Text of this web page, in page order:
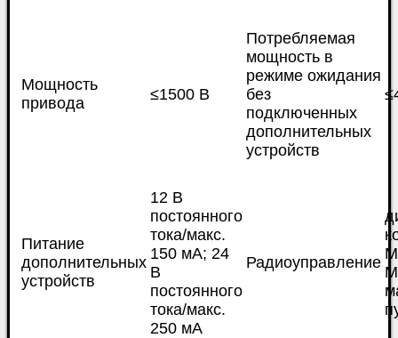
Мощность
привода
≤1500 В
Потребляемая
мощность в
режиме ожидания
без
подключенных
дополнительных
устройств
Питание
дополнительных
устройств
12 В
постоянного
тока/макс.
150 мА; 24
В
постоянного
тока/макс.
250 мА
Радиоуправление